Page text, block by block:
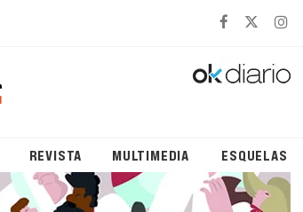
REVISTA MULTIMEDIA ESQUELAS